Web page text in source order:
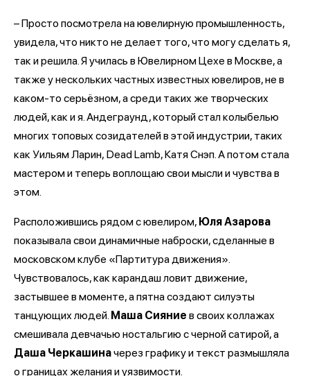
– Просто посмотрела на ювелирную промышленность,
увидела, что никто не делает того, что могу сделать я,
так и решила. Я училась в Ювелирном Цехе в Москве, а
также у нескольких частных известных ювелиров, не в
каком-то серьёзном, а среди таких же творческих
людей, как и я. Андеграунд, который стал колыбелью
многих топовых созидателей в этой индустрии, таких
как Уильям Ларин, Dead Lamb, Катя Снэп. А потом стала
мастером и теперь воплощаю свои мысли и чувства в
этом.
Расположившись рядом с ювелиром, Юля Азарова
показывала свои динамичные наброски, сделанные в
московском клубе «Партитура движения».
Чувствовалось, как карандаш ловит движение,
застывшее в моменте, а пятна создают силуэты
танцующих людей. Маша Сияние в своих коллажах
смешивала девчачью ностальгию с черной сатирой, а
Даша Черкашиначерез графику и текст размышляла
о границах желания и уязвимости.